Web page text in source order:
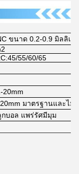
ขนาด 0.2-0.9 มิลลิเม
55/60/65
20mm
มาตรฐานและไม่
กบอล แพร่รัศมีมุม